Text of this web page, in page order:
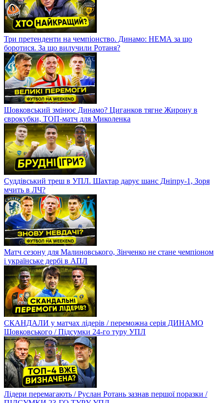
Три претенденти на чемпіонство. Динамо: НЕМА за що
боротися. За що вилучили Ротаня?
Шовковський змінює Динамо? Циганков тягне Жирону в
єврокубки, ТОП-матч для Миколенка
Суддівський треш в УПЛ. Шахтар дарує шанс Дніпру-1, Зоря
мчить в ЛЧ?
Матч сезону для Малиновського, Зінченко не стане чемпіоном
і українське дербі в АПЛ
СКАНДАЛИ у матчах лідерів / переможна серія ДИНАМО
Шовковського / Підсумки 24-го туру УПЛ
Лідери перемагають / Руслан Ротань зазнав першої поразки /